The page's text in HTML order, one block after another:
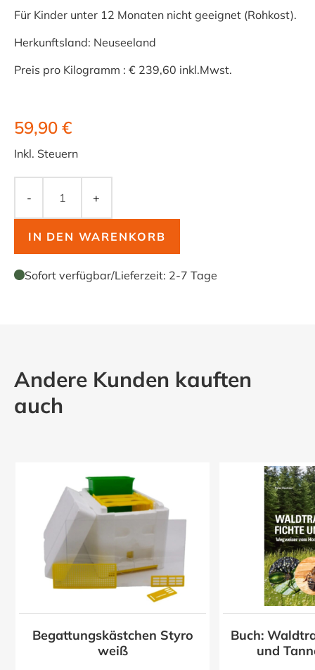
Für Kinder unter 12 Monaten nicht geeignet (Rohkost).
Herkunftsland: Neuseeland
Preis pro Kilogramm : € 239,60 inkl.Mwst.
59,90 €
Inkl. Steuern
- +
IN DEN WARENKORB
Sofort verfügbar/Lieferzeit: 2-7 Tage
Andere Kunden kauften
auch
Begattungskästchen Styro
weiß
Buch:
und